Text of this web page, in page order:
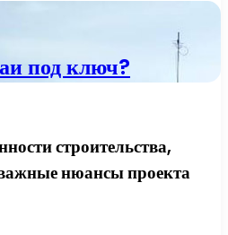
под ключ?
строительства,
нюансы проекта